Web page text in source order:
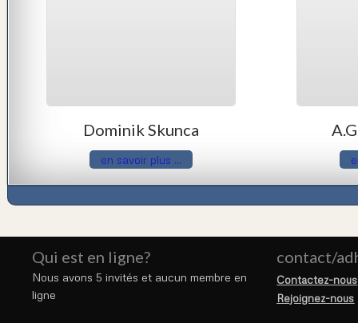
Dominik Skunca
en savoir plus ...
Qui est en ligne?
Nous avons 5 invités et aucun membre en
ligne
contact/
Contactez-nous
Rejoignez-nous